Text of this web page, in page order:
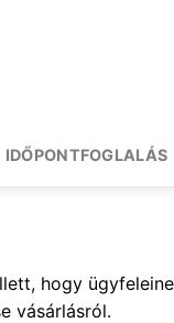
IDŐPONTFOGLALÁS
hogy
vásárlásról.